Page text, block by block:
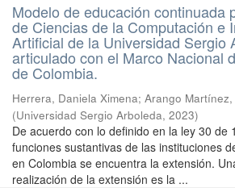
Modelo de educación continuada
de Ciencias de la Computación e
Artificial de la Universidad Sergio
articulado con el Marco Nacional
de Colombia.
Herrera, Daniela Ximena; Arango
(Universidad Sergio Arboleda, 2023)
De acuerdo con lo definido en la ley 30 de
funciones sustantivas de las instituciones
en Colombia se encuentra la extensión.
realización de la extensión es la ...